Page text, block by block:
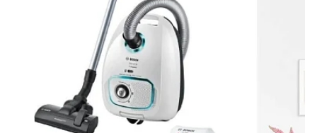
Радиус действия в 10 метров позволяет убирать большую
территорию без переключения розеток. Мотор надежный
и долговечный, так что я уверена, что мой пылесос будет
служить мне долго.
В общем, я просто в восторге от этого пылесоса! Он
сделал мою жизнь намного проще и приятнее!